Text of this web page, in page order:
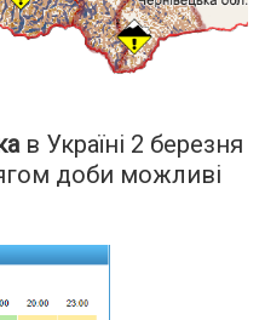
в Україні 2 березня
доби можливі